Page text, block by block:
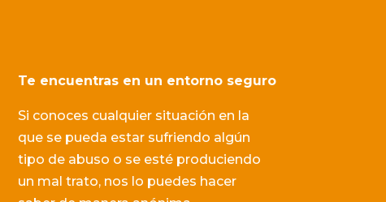
Te encuentras en un entorno seguro
Si conoces cualquier situación en la
que se pueda estar sufriendo algún
tipo de abuso o se esté produciendo
un mal trato, nos lo puedes hacer